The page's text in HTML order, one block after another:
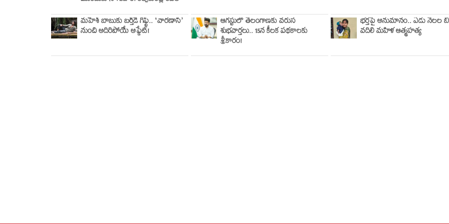
మహేశ్ బాబుకు బర్త్‌డే గిఫ్ట్.. ‘వారణాసి’
నుంచి అదిరిపోయే అప్డేట్!
ఆగస్టులో తెలంగాణకు వరుస
శుభవార్తలు.. 15న కీలక పథకాలకు
శ్రీకారం!
భర్తపై అనుమానం.. ఏడు నెలల
వదిలి మహిళ ఆత్మహత్య